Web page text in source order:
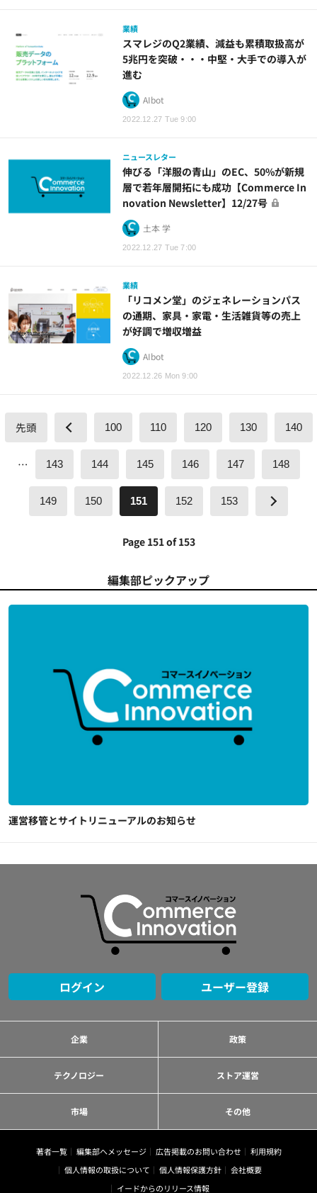
業績
2022.12.27 Tue 9:00
スマレジのQ2業績、減益も累積取扱高が
5兆円を突破・・・中堅・大手での導入が
進む
AIbot
ニュースレター
2022.12.27 Tue 7:00
伸びる「洋服の青山」のEC、50%が新規
層で若年層開拓にも成功【Commerce In
novation Newsletter】12/27号
土本 学
業績
2022.12.26 Mon 9:00
「リコメン堂」のジェネレーションパス
の通期、家具・家電・生活雑貨等の売上
が好調で増収増益
AIbot
先頭 100 110 120 130 140
… 143 144 145 146 147 148
149 150 151 152 153
Page 151 of 153
編集部ピックアップ
運営移管とサイトリニューアルのお知らせ
ログイン ユーザー登録
企業 政策
テクノロジー ストア運営
市場 その他
著者一覧 編集部へメッセージ 広告掲載のお問い合わせ
利用規約
個人情報の取扱について
個人情報保護方針
会社概要
イードからのリリース情報